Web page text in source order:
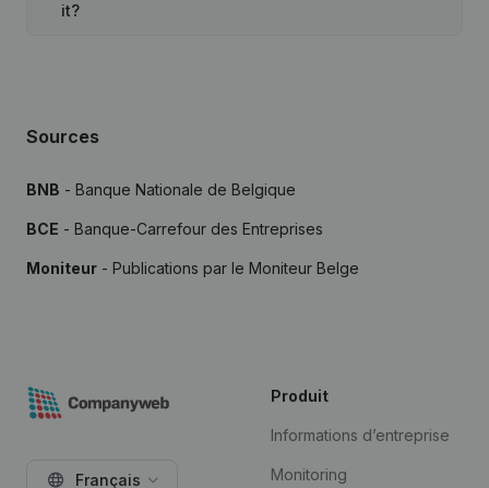
it?
Sources
BNB - Banque Nationale de Belgique
BCE - Banque-Carrefour des Entreprises
Moniteur - Publications par le Moniteur Belge
Français
Produit
Informations d’entreprise
Monitoring